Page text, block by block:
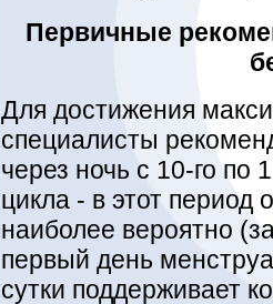
Первичные
Для достижения
специалисты
через ночь с 10-го по
цикла - в этот
наиболее вероятно
первый день
сутки поддерживает